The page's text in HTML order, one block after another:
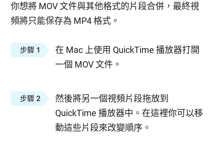
你想將 MOV 文件與其他格式的片段合併，最終視
頻將只能保存為 MP4 格式。
步驟 1
在 Mac 上使用 QuickTime 播放器打開
一個 MOV 文件。
步驟 2
然後將另一個視頻片段拖放到
QuickTime 播放器中。在這裡你可以移
動這些片段來改變順序。